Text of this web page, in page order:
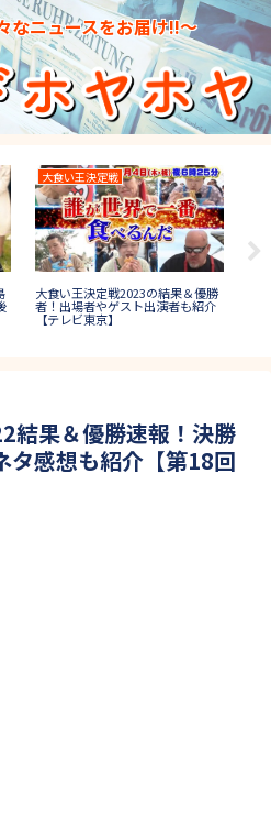
なニュースをお届け!!～
大食い王決定戦
大食い王決定戦2023の結果＆優勝
者！出場者やゲスト出演者も紹介
【テレビ東京】
結果＆優勝速報！決勝
タ感想も紹介【第18回